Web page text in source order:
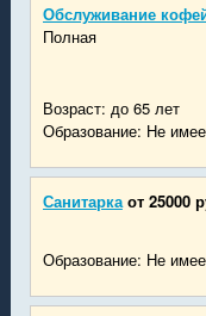
Обслуживание
Полная
Возраст: до 65 лет
Образование: Не
Санитарка от 25000
Образование: Не